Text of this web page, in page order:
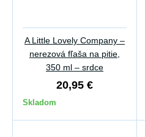
A Little Lovely Company –
nerezová fľaša na pitie,
350 ml – srdce
20,95 €
Skladom